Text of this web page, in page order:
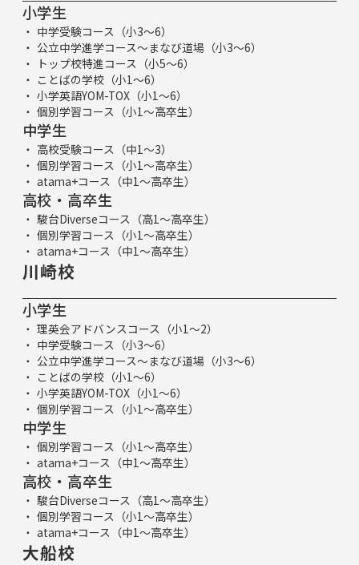
小学生
中学受験コース（小3～6）
公立中学進学コース～まなび道場（小3～6）
トップ校特進コース（小5～6）
ことばの学校（小1～6）
小学英語YOM-TOX（小1～6）
個別学習コース（小1～高卒生）
中学生
高校受験コース（中1～3）
個別学習コース（小1～高卒生）
atama+コース（中1～高卒生）
高校・高卒生
駿台Diverseコース（高1～高卒生）
個別学習コース（小1～高卒生）
atama+コース（中1～高卒生）
川崎校
小学生
理英会アドバンスコース（小1～2）
中学受験コース（小3～6）
公立中学進学コース～まなび道場（小3～6）
ことばの学校（小1～6）
小学英語YOM-TOX（小1～6）
個別学習コース（小1～高卒生）
中学生
個別学習コース（小1～高卒生）
atama+コース（中1～高卒生）
高校・高卒生
駿台Diverseコース（高1～高卒生）
個別学習コース（小1～高卒生）
atama+コース（中1～高卒生）
大船校